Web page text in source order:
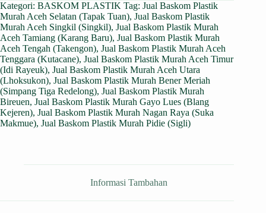
Kategori: BASKOM PLASTIK Tag: Jual Baskom Plastik
Murah Aceh Selatan (Tapak Tuan), Jual Baskom Plastik
Murah Aceh Singkil (Singkil), Jual Baskom Plastik Murah
Aceh Tamiang (Karang Baru), Jual Baskom Plastik Murah
Aceh Tengah (Takengon), Jual Baskom Plastik Murah Aceh
Tenggara (Kutacane), Jual Baskom Plastik Murah Aceh Timur
(Idi Rayeuk), Jual Baskom Plastik Murah Aceh Utara
(Lhoksukon), Jual Baskom Plastik Murah Bener Meriah
(Simpang Tiga Redelong), Jual Baskom Plastik Murah
Bireuen, Jual Baskom Plastik Murah Gayo Lues (Blang
Kejeren), Jual Baskom Plastik Murah Nagan Raya (Suka
Makmue), Jual Baskom Plastik Murah Pidie (Sigli)
Informasi Tambahan